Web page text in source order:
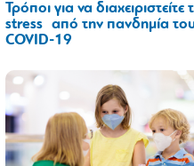
Τρόποι για να διαχειριστείτε
stress από την πανδημία
COVID-19